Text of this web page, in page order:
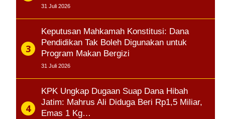
31 Juli 2026
Keputusan Mahkamah Konstitusi: Dana
Pendidikan Tak Boleh Digunakan untuk
Program Makan Bergizi
31 Juli 2026
KPK Ungkap Dugaan Suap Dana Hibah
Jatim: Mahrus Ali Diduga Beri Rp1,5 Miliar,
Emas 1 Kg…